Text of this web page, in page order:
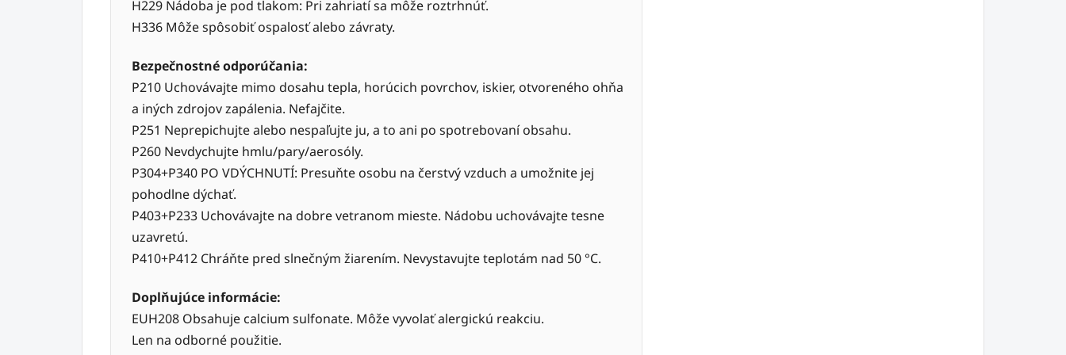
H229 Nádoba je pod tlakom: Pri zahriatí sa môže roztrhnúť.
H336 Môže spôsobiť ospalosť alebo závraty.
Bezpečnostné odporúčania:
P210 Uchovávajte mimo dosahu tepla, horúcich povrchov, iskier, otvoreného ohňa
a iných zdrojov zapálenia. Nefajčite.
P251 Neprepichujte alebo nespaľujte ju, a to ani po spotrebovaní obsahu.
P260 Nevdychujte hmlu/pary/aerosóly.
P304+P340 PO VDÝCHNUTÍ: Presuňte osobu na čerstvý vzduch a umožnite jej
pohodlne dýchať.
P403+P233 Uchovávajte na dobre vetranom mieste. Nádobu uchovávajte tesne
uzavretú.
P410+P412 Chráňte pred slnečným žiarením. Nevystavujte teplotám nad 50 °C.
Doplňujúce informácie:
EUH208 Obsahuje calcium sulfonate. Môže vyvolať alergickú reakciu.
Len na odborné použitie.